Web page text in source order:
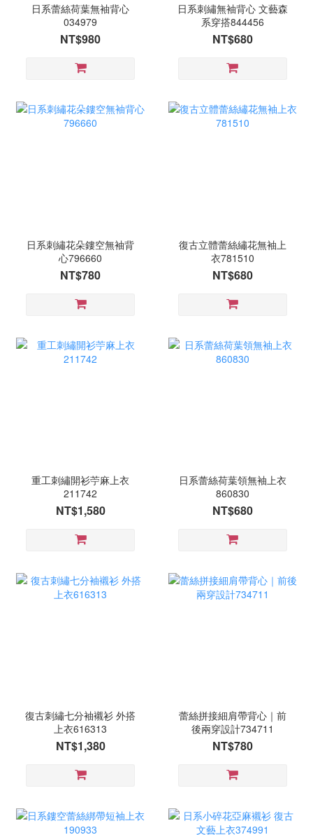
日系蕾絲荷葉無袖背心
034979
NT$980
日系刺繡無袖背心 文藝森
系穿搭844456
NT$680
日系刺繡花朵鏤空無袖背
心796660
NT$780
復古立體蕾絲繡花無袖上
衣781510
NT$680
重工刺繡開衫苧麻上衣
211742
NT$1,580
日系蕾絲荷葉領無袖上衣
860830
NT$680
復古刺繡七分袖襯衫 外搭
上衣616313
NT$1,380
蕾絲拼接細肩帶背心｜前
後兩穿設計734711
NT$780